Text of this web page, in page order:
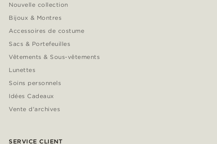
Nouvelle collection
Bijoux & Montres
Accessoires de costume
Sacs & Portefeuilles
Vêtements & Sous-vêtements
Lunettes
Soins personnels
Idées Cadeaux
Vente d'archives
SERVICE CLIENT